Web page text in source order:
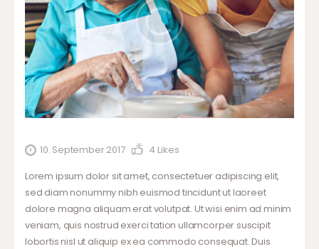
10. September 2017 4 Likes
Lorem ipsum dolor sit amet, consectetuer adipiscing elit,
sed diam nonummy nibh euismod tincidunt ut laoreet
dolore magna aliquam erat volutpat. Ut wisi enim ad minim
veniam, quis nostrud exerci tation ullamcorper suscipit
lobortis nisl ut aliquip ex ea commodo consequat. Duis